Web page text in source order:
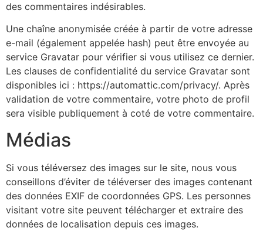
des commentaires indésirables.
Une chaîne anonymisée créée à partir de votre adresse
e-mail (également appelée hash) peut être envoyée au
service Gravatar pour vérifier si vous utilisez ce dernier.
Les clauses de confidentialité du service Gravatar sont
disponibles ici : https://automattic.com/privacy/. Après
validation de votre commentaire, votre photo de profil
sera visible publiquement à coté de votre commentaire.
Médias
Si vous téléversez des images sur le site, nous vous
conseillons d’éviter de téléverser des images contenant
des données EXIF de coordonnées GPS. Les personnes
visitant votre site peuvent télécharger et extraire des
données de localisation depuis ces images.